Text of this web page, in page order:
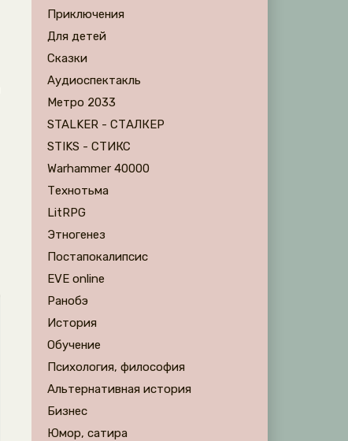
Приключения
Для детей
Сказки
Аудиоспектакль
Метро 2033
STALKER - СТАЛКЕР
STIKS - СТИКС
Warhammer 40000
Технотьма
LitRPG
Этногенез
Постапокалипсис
EVE online
Ранобэ
История
Обучение
Психология, философия
Альтернативная история
Бизнес
Юмор, сатира